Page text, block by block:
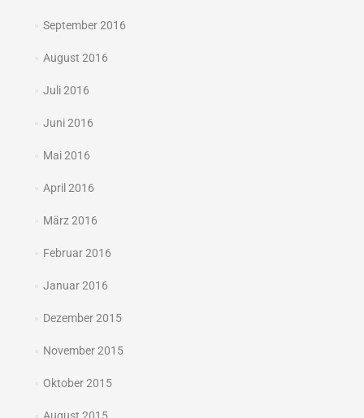
September 2016
August 2016
Juli 2016
Juni 2016
Mai 2016
April 2016
März 2016
Februar 2016
Januar 2016
Dezember 2015
November 2015
Oktober 2015